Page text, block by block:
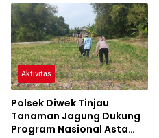
Mendukung Ketahanan
Pangan
Aktivitas
Polsek Diwek Tinjau
Tanaman Jagung Dukung
Program Nasional Asta